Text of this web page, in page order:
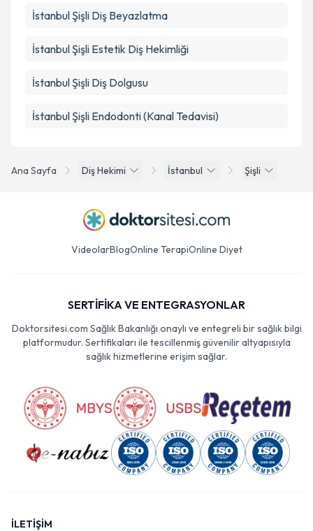
Ana Sayfa Diş Hekimi İstanbul Şişli
İstanbul Şişli Diş Beyazlatma
İstanbul Şişli Estetik Diş Hekimliği
İstanbul Şişli Diş Dolgusu
İstanbul Şişli Endodonti (Kanal Tedavisi)
VideolarBlogOnline TerapiOnline Diyet
SERTİFİKA VE ENTEGRASYONLAR
Doktorsitesi.com Sağlık Bakanlığı onaylı ve entegreli bir sağlık bilgi
platformudur. Sertifikaları ile tescillenmiş güvenilir altyapısıyla
sağlık hizmetlerine erişim sağlar.
İLETİŞİM